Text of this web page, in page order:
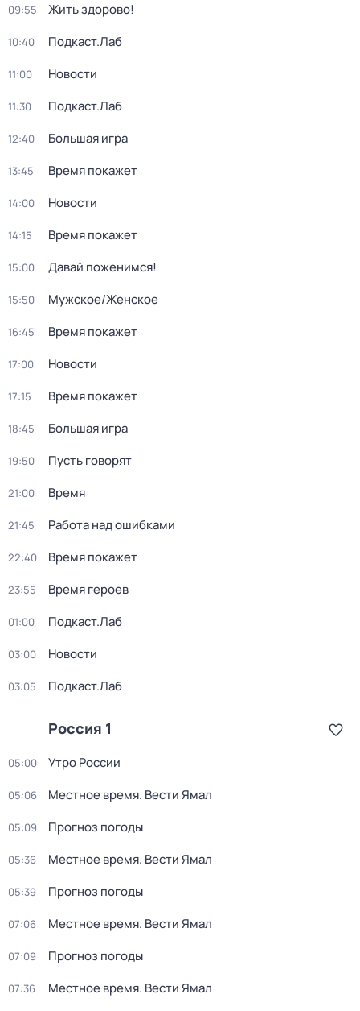
09:55 Жить здорово!
10:40 Подкаст.Лаб
11:00 Новости
11:30 Подкаст.Лаб
12:40 Большая игра
13:45 Время покажет
14:00 Новости
14:15 Время покажет
15:00 Давай поженимся!
15:50 Мужское/Женское
16:45 Время покажет
17:00 Новости
17:15 Время покажет
18:45 Большая игра
19:50 Пусть говорят
21:00 Время
21:45 Работа над ошибками
22:40 Время покажет
23:55 Время героев
01:00 Подкаст.Лаб
03:00 Новости
03:05 Подкаст.Лаб
Россия 1
05:00 Утро России
05:06 Местное время. Вести Ямал
05:09 Прогноз погоды
05:36 Местное время. Вести Ямал
05:39 Прогноз погоды
07:06 Местное время. Вести Ямал
07:09 Прогноз погоды
07:36 Местное время. Вести Ямал